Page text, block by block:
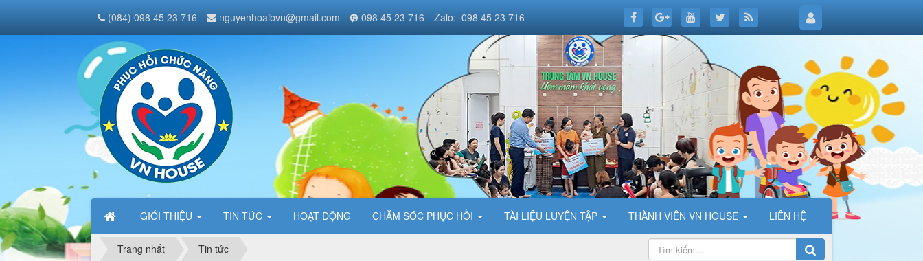
GIỚI THIỆU TIN TỨC HOẠT ĐỘNG CHĂM SÓC PHỤC HỒI TÀI LIỆU LUYỆN TẬP THÀNH VIÊN VN HOUSE LIÊN HỆ
(084) 098 45 23 716 nguyenhoaibvn@gmail.com 098 45 23 716 Zalo: 098 45 23 716
Trang nhất Tin tức